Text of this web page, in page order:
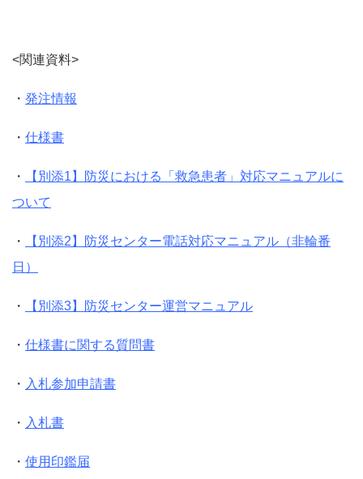
<関連資料>
・ 発注情報
・ 仕様書
・
【別添1】防災における「救急患者」対応マニュアルに
ついて
・
【別添2】防災センター電話対応マニュアル（非輪番
日）
・ 【別添3】防災センター運営マニュアル
・ 仕様書に関する質問書
・ 入札参加申請書
・ 入札書
・ 使用印鑑届